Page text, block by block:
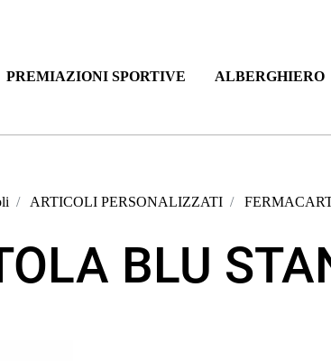
PREMIAZIONI SPORTIVE ALBERGHIERO
ARTICOLI PERSONALIZZATI
BLU